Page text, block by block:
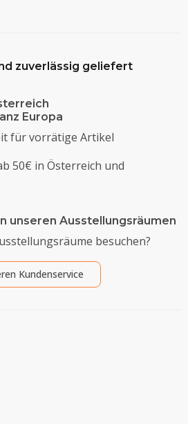
zuverlässig geliefert
Europa
für vorrätige Artikel
50€ in Österreich und
unseren Ausstellungsräumen
besuchen?
Kundenservice